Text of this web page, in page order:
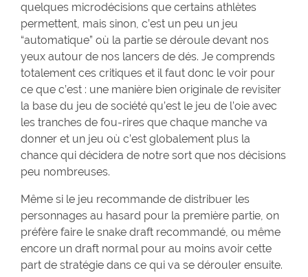
quelques microdécisions que certains athlètes
permettent, mais sinon, c’est un peu un jeu
“automatique” où la partie se déroule devant nos
yeux autour de nos lancers de dés. Je comprends
totalement ces critiques et il faut donc le voir pour
ce que c’est : une manière bien originale de revisiter
la base du jeu de société qu’est le jeu de l’oie avec
les tranches de fou-rires que chaque manche va
donner et un jeu où c’est globalement plus la
chance qui décidera de notre sort que nos décisions
peu nombreuses.
Même si le jeu recommande de distribuer les
personnages au hasard pour la première partie, on
préfère faire le snake draft recommandé, ou même
encore un draft normal pour au moins avoir cette
part de stratégie dans ce qui va se dérouler ensuite.